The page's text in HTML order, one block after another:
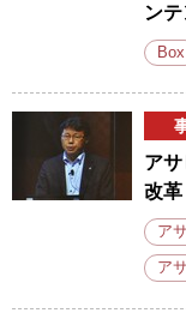
ン
Box
ア
改
ア
ア